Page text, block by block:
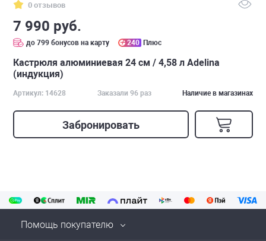
0 отзывов
7 990 руб.
до 799 бонусов на карту 240 Плюс
Кастрюля алюминиевая 24 см / 4,58 л Adelina
(индукция)
Артикул: 14628 Заказали 96 раз Наличие в магазинах
Забронировать
Помощь покупателю